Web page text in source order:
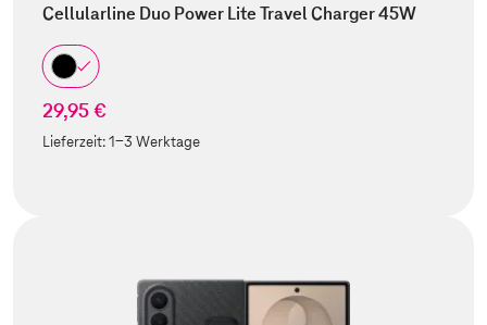
Cellularline Duo Power Lite Travel Charger 45W
29,95 €
Lieferzeit:1-3 Werktage